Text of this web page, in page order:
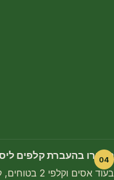
היזהרו בהעברת קלפים
בעוד אסים